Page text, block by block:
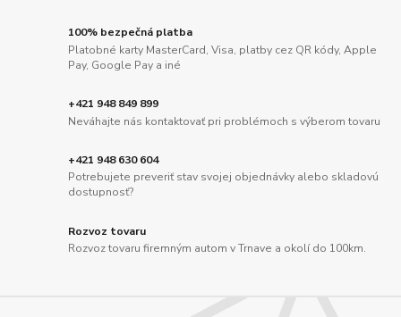
100% bezpečná platba
Platobné karty MasterCard, Visa, platby cez QR kódy, Apple
Pay, Google Pay a iné
+421 948 849 899
Neváhajte nás kontaktovať pri problémoch s výberom tovaru
+421 948 630 604
Potrebujete preveriť stav svojej objednávky alebo skladovú
dostupnosť?
Rozvoz tovaru
Rozvoz tovaru firemným autom v Trnave a okolí do 100km.